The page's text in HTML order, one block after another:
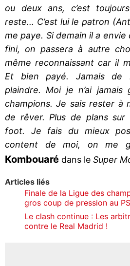
ou deux ans, c’est
reste… C’est lui le patron
me paye. Si demain il a envie
fini, on passera à autre
même reconnaissant car il
Et bien payé. Jamais
plaindre. Moi je n’ai jamais
champions. Je sais rester à
de rêver. Plus de plans sur
foot. Je fais du mieux
content de moi, on me
Kombouaré dans le Super
Articles liés
Finale de la Ligue des
gros coup de pression au
Le clash continue : Les
contre le Real Madrid !